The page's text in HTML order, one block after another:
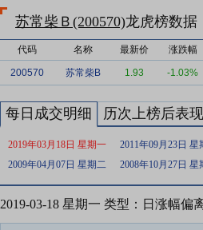
苏常柴Ｂ(200570)龙虎榜数据
代码 名称 最新价 涨跌幅
200570 苏常柴B 1.93 -1.03%
每日成交明细 历次上榜后表现
2019年03月18日 星期一 2011年09月23日 星
2009年04月07日 星期二
2008年10月27日 星
2019-03-18 星期一 类型：日涨幅偏